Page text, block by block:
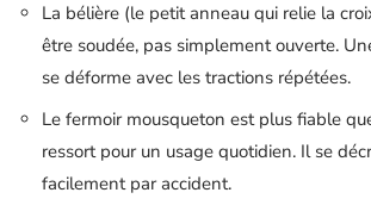
La bélière (le petit anneau qui relie la
être soudée, pas simplement ouverte.
se déforme avec les tractions répétées.
Le fermoir mousqueton est plus fiable
ressort pour un usage quotidien. Il se
facilement par accident.